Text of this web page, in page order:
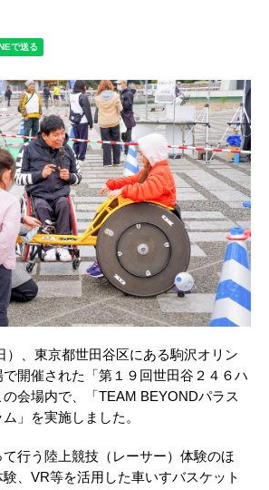
）、東京都世田谷区にある駒沢オリン
開催された「第１９回世田谷２４６ハ
会場内で、「TEAM BEYONDパラス
」を実施しました。
行う陸上競技（レーサー）体験のほ
、VR等を活用した車いすバスケット